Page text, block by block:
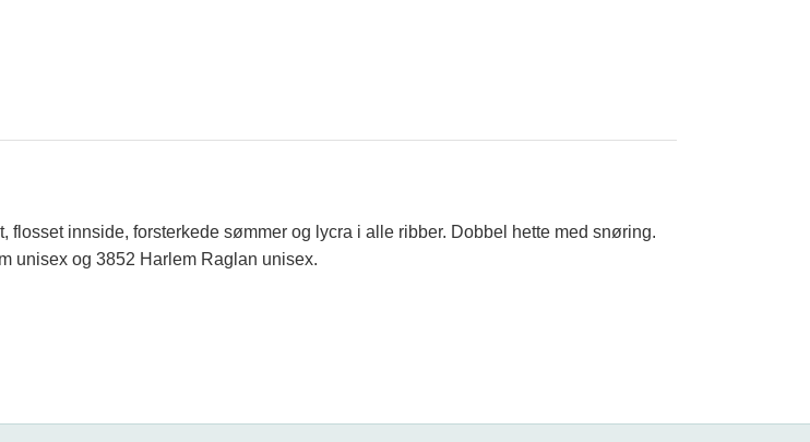
innside, forsterkede sømmer og lycra i alle ribber. Dobbel hette med snøring.
unisex og 3852 Harlem Raglan unisex.